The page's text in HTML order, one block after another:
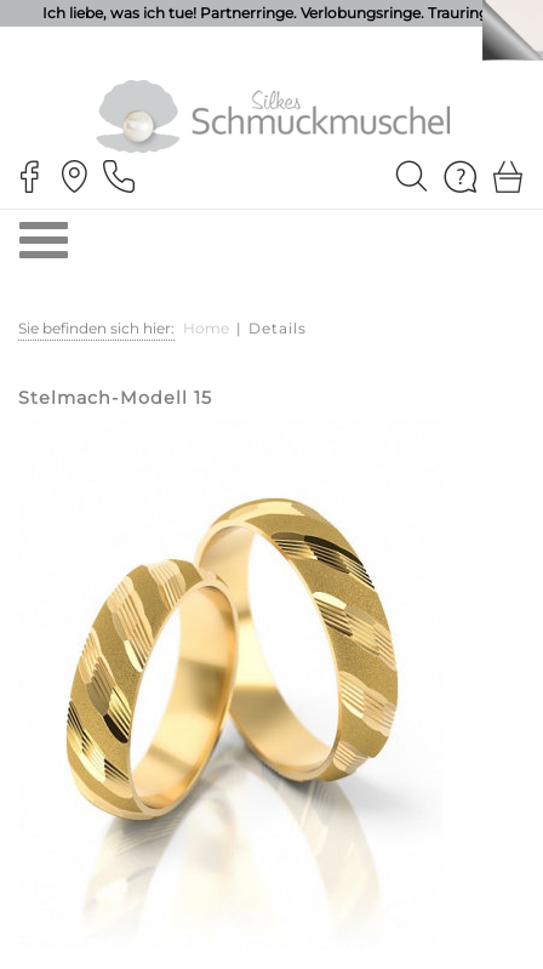
Ich liebe, was ich tue! Partnerringe. Verlobungsringe. Trauringe.
Sie befinden sich hier: Home | Details
Stelmach-Modell 15